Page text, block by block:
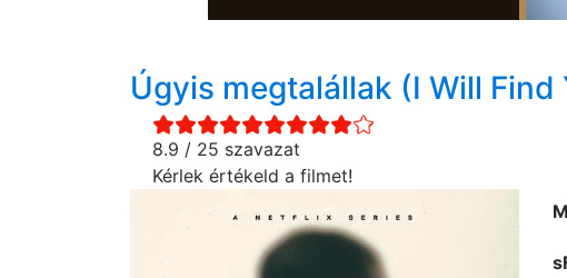
Úgyis megtalállak (I Will Find
8.9 / 25 szavazat
Kérlek értékeld a filmet!